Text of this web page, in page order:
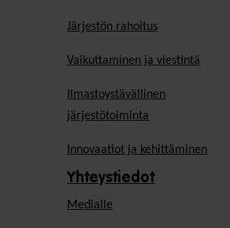
Järjestön rahoitus
Vaikuttaminen ja viestintä
Ilmastoystävällinen
järjestötoiminta
Innovaatiot ja kehittäminen
Yhteystiedot
Medialle